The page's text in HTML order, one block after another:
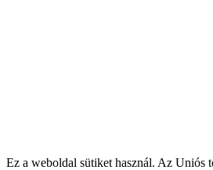
Ez a weboldal sütiket használ. Az Uniós